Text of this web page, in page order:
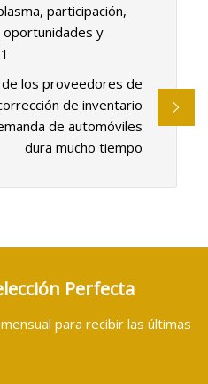
participación,
oportunidades y
de los proveedores de
de inventario
de automóviles
dura mucho tiempo
Perfecta
para recibir las últimas